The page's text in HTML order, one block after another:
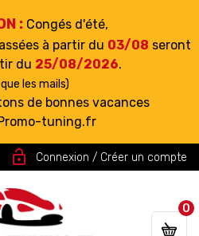
: Congés d'été,
à partir du 03/08 seront
du 25/08/2026.
les mails)
de bonnes vacances
tuning.fr
lock_open Connexion / Créer un compte
0